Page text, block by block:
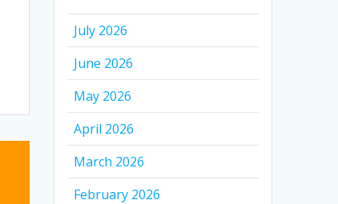
July 2026
June 2026
May 2026
April 2026
March 2026
February 2026